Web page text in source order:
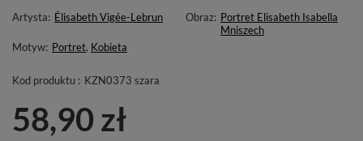
Artysta: Élisabeth Vigée-Lebrun Obraz: Portret Elisabeth Isabella
Mniszech
Motyw: Portret, Kobieta
Kod produktu : KZN0373 szara
58,90 zł